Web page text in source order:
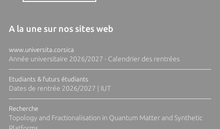
A la une sur nos sites web
www.universita.corsica
Année universitaire 2026/2027 - Calendrier des rentrées
Etudiants & futurs étudiants
Dates de rentrée 2026/2027 | IUT
Recherche
Topology and Fractionalisation in Quantum Matter and Synthetic